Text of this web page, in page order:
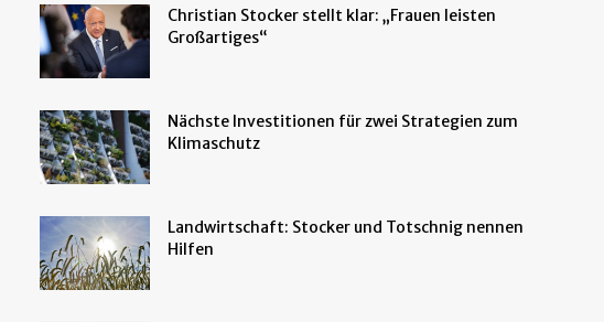
Christian Stocker stellt klar: „Frauen leisten
Großartiges“
Nächste Investitionen für zwei Strategien zum
Klimaschutz
Landwirtschaft: Stocker und Totschnig nennen
Hilfen